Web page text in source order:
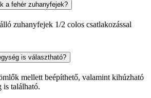
a fehér zuhanyfejek?
zuhanyfejek 1/2 colos csatlakozással
is választható?
mellett beépíthető, valamint kihúzható
is található.